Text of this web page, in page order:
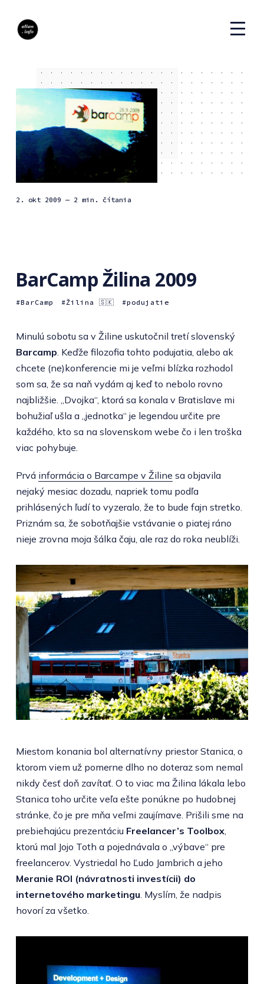
2. okt 2009 — 2 min. čítania
BarCamp Žilina 2009
BarCamp Žilina 🇸🇰 podujatie
Minulú sobotu sa v Žiline uskutočnil tretí slovenský
Barcamp. Keďže filozofia tohto podujatia, alebo ak
chcete (ne)konferencie mi je veľmi blízka rozhodol
som sa, že sa naň vydám aj keď to nebolo rovno
najbližšie. „Dvojka“, ktorá sa konala v Bratislave mi
bohužiaľ ušla a „jednotka“ je legendou určite pre
každého, kto sa na slovenskom webe čo i len troška
viac pohybuje.
Prvá informácia o Barcampe v Žiline sa objavila
nejaký mesiac dozadu, napriek tomu podľa
prihlásených ľudí to vyzeralo, že to bude fajn stretko.
Priznám sa, že sobotňajšie vstávanie o piatej ráno
nieje zrovna moja šálka čaju, ale raz do roka neublíži.
Miestom konania bol alternatívny priestor Stanica, o
ktorom viem už pomerne dlho no doteraz som nemal
nikdy česť doň zavítať. O to viac ma Žilina lákala lebo
Stanica toho určite veľa ešte ponúkne po hudobnej
stránke, čo je pre mňa veľmi zaujímave. Prišili sme na
prebiehajúcu prezentáciu Freelancer’s Toolbox,
ktorú mal Jojo Toth a pojednávala o „výbave“ pre
freelancerov. Vystriedal ho Ľudo Jambrich a jeho
Meranie ROI (návratnosti investícii) do
internetového marketingu. Myslím, že nadpis
hovorí za všetko.